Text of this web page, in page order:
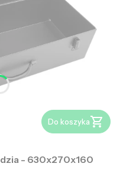
Do koszyka
- 630x270x160